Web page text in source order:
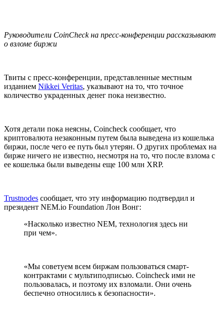
Руководители CoinCheck на пресс-конференции рассказывают
о взломе биржи
Твиты с пресс-конференции, представленные местным
изданием Nikkei Veritas, указывают на то, что точное
количество украденных денег пока неизвестно.
Хотя детали пока неясны, Coincheck сообщает, что
криптовалюта незаконным путем была выведена из кошелька
биржи, после чего ее путь был утерян. О других проблемах на
бирже ничего не известно, несмотря на то, что после взлома с
ее кошелька были выведены еще 100 млн XRP.
Trustnodes сообщает, что эту информацию подтвердил и
президент NEM.io Foundation Лон Вонг:
«Насколько известно NEM, технология здесь ни
при чем».
«Мы советуем всем биржам пользоваться смарт-
контрактами с мультиподписью. Coincheck ими не
пользовалась, и поэтому их взломали. Они очень
беспечно относились к безопасности».